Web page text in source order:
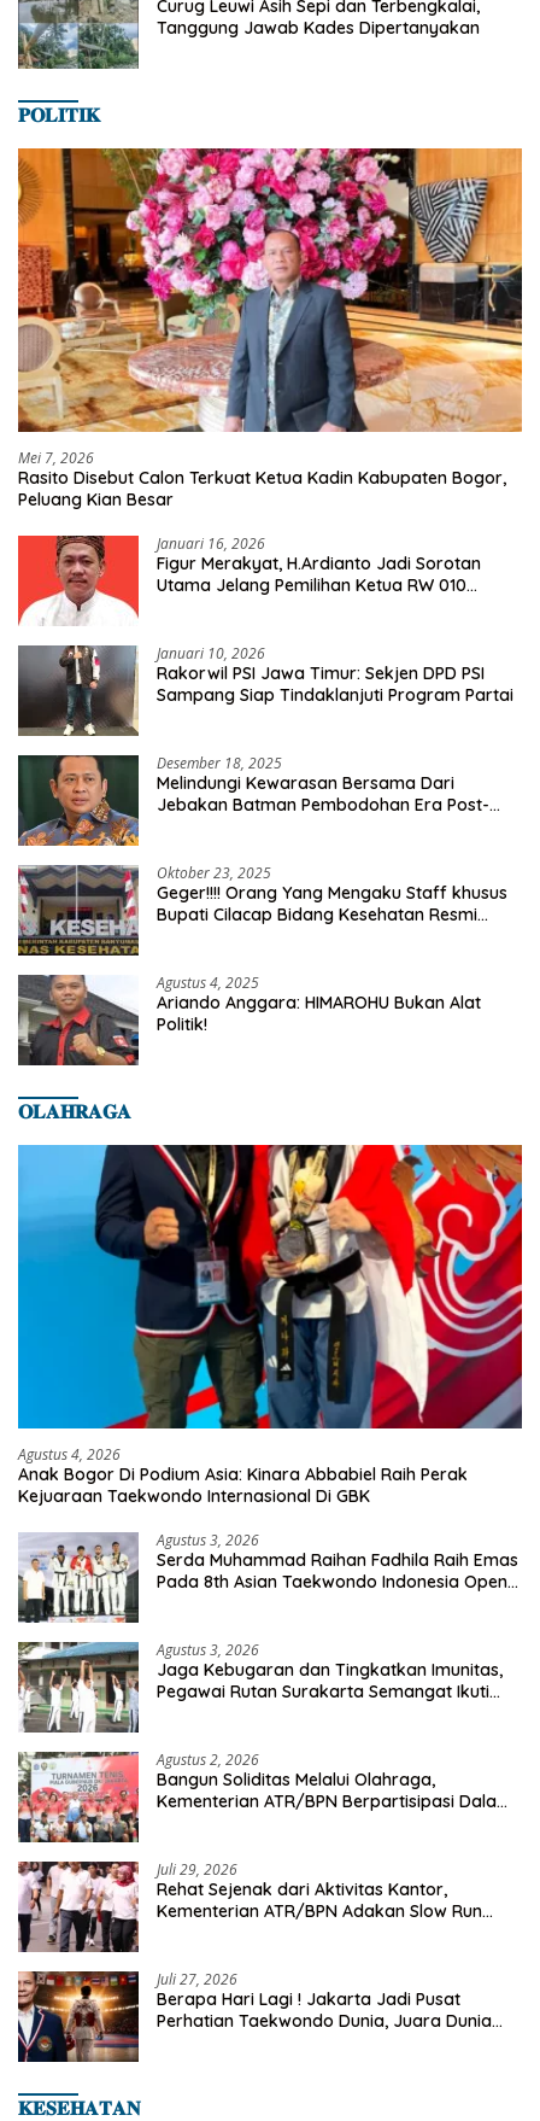
Curug Leuwi Asih Sepi dan Terbengkalai,
Tanggung Jawab Kades Dipertanyakan
𝐏𝐎𝐋𝐈𝐓𝐈𝐊
Mei 7, 2026
Rasito Disebut Calon Terkuat Ketua Kadin Kabupaten Bogor,
Peluang Kian Besar
Januari 16, 2026
Figur Merakyat, H.Ardianto Jadi Sorotan
Utama Jelang Pemilihan Ketua RW 010
Januari 10, 2026
Rakorwil PSI Jawa Timur: Sekjen DPD PSI
Sampang Siap Tindaklanjuti Program Partai
Desember 18, 2025
Melindungi Kewarasan Bersama Dari
Jebakan Batman Pembodohan Era Post-
Oktober 23, 2025
Geger!!!! Orang Yang Mengaku Staff khusus
Bupati Cilacap Bidang Kesehatan Resmi
Agustus 4, 2025
Ariando Anggara: HIMAROHU Bukan Alat
Politik!
𝐎𝐋𝐀𝐇𝐑𝐀𝐆𝐀
Agustus 4, 2026
Anak Bogor Di Podium Asia: Kinara Abbabiel Raih Perak
Kejuaraan Taekwondo Internasional Di GBK
Agustus 3, 2026
Serda Muhammad Raihan Fadhila Raih Emas
Pada 8th Asian Taekwondo Indonesia Open
Agustus 3, 2026
Jaga Kebugaran dan Tingkatkan Imunitas,
Pegawai Rutan Surakarta Semangat Ikuti
Agustus 2, 2026
Bangun Soliditas Melalui Olahraga,
Kementerian ATR/BPN Berpartisipasi Dalam
Juli 29, 2026
Rehat Sejenak dari Aktivitas Kantor,
Kementerian ATR/BPN Adakan Slow Run
Juli 27, 2026
Berapa Hari Lagi ! Jakarta Jadi Pusat
Perhatian Taekwondo Dunia, Juara Dunia
𝐊𝐄𝐒𝐄𝐇𝐀𝐓𝐀𝐍